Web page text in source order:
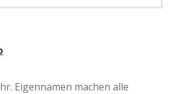
Eigennamen machen alle